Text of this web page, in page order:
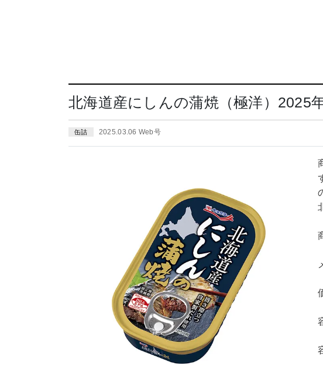
北海道産にしんの蒲焼（極洋）2025
缶詰 2025.03.06 Web号